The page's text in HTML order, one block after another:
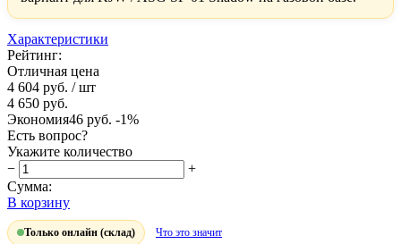
Характеристики
Рейтинг:
Отличная цена
4 604 руб. / шт
4 650 руб.
Экономия46 руб. -1%
Есть вопрос?
Укажите количество
−
+
Сумма:
В корзину
Только онлайн (склад) Что это значит